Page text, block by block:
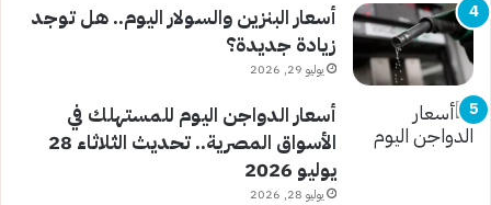
أسعار البنزين والسولار اليوم.. هل توجد
زيادة جديدة؟
يوليو 29, 2026
أسعار الدواجن اليوم للمستهلك في
الأسواق المصرية.. تحديث الثلاثاء 28
يوليو 2026
يوليو 28, 2026